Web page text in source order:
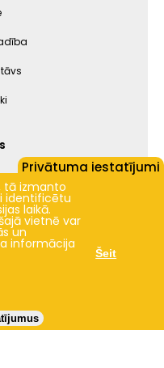
Privātuma iestatījumi
tā izmanto
identificētu
laikā.
vietnē var
un
informācija
Šeit